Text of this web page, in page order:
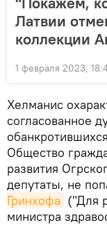
Латвии
коллекции
1 февраля 2023,
Хелманис
согласованное
Общество
развития
депутаты, не
Гринхофа ("Для
министра